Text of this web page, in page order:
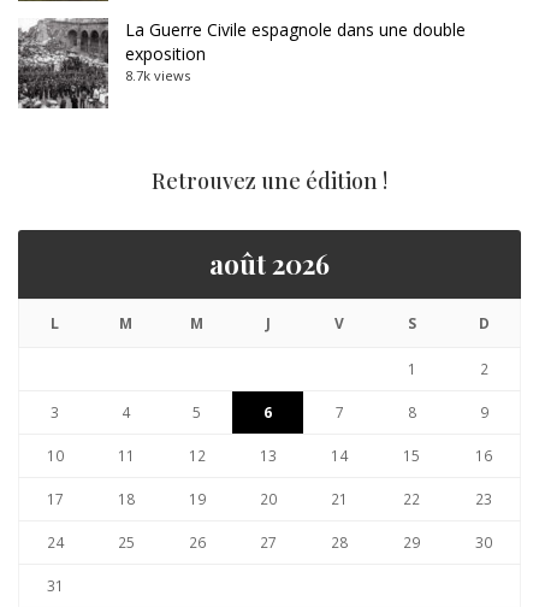
La Guerre Civile espagnole dans une double
exposition
8.7k views
Retrouvez une édition !
août 2026
L M M J V S D
1 2
3 4 5 6 7 8 9
10 11 12 13 14 15 16
17 18 19 20 21 22 23
24 25 26 27 28 29 30
31